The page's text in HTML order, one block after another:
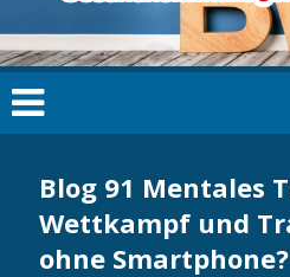
Blog 91 Mentales
Wettkampf und
ohne Smartphone?